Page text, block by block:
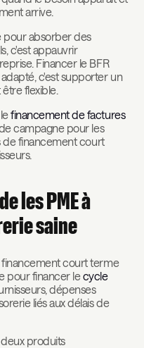
arrive.
pour absorber des
c'est appauvrir
Financer le BFR
c'est supporter un
flexible.
lefinancement de factures
campagne pour les
de financement court
les PME à
saine
court terme
pour financer lecycle
dépenses
liés aux délais de
produits